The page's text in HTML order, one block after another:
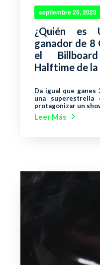
septiembre 25, 2023
¿Quién es
ganador de 8
el
Halftime de la
Da igual que ganes
una superestrella
protagonizar un
Leer Más